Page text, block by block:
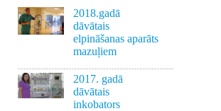
2018.gadā
dāvātais
elpināšanas aparāts
mazuļiem
2017. gadā
dāvātais
inkobators